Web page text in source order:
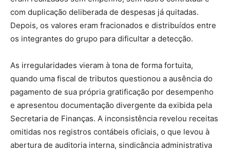
com duplicação deliberada de despesas já quitadas.
Depois, os valores eram fracionados e distribuídos entre
os integrantes do grupo para dificultar a detecção.
As irregularidades vieram à tona de forma fortuita,
quando uma fiscal de tributos questionou a ausência do
pagamento de sua própria gratificação por desempenho
e apresentou documentação divergente da exibida pela
Secretaria de Finanças. A inconsistência revelou receitas
omitidas nos registros contábeis oficiais, o que levou à
abertura de auditoria interna, sindicância administrativa